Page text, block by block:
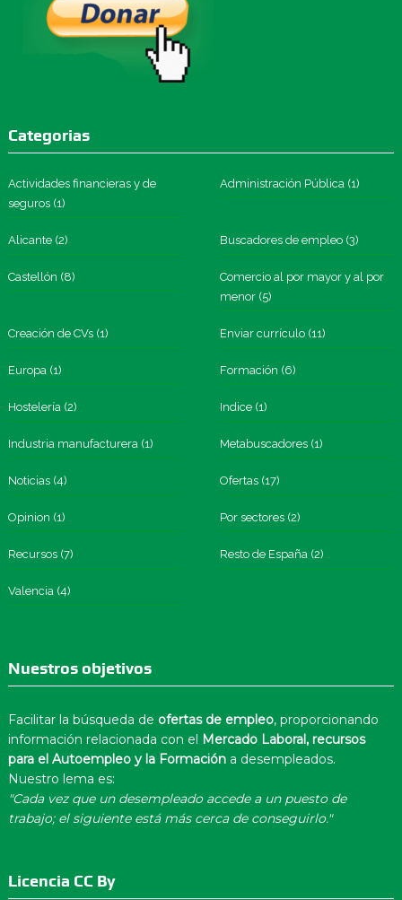
Categorias
Actividades financieras y de
seguros(1)
Administración Pública (1)
Alicante(2) Buscadores de empleo (3)
Castellón (8)
Comercio al por mayor y al por
menor (5)
Creación de CVs(1) Enviar currículo (11)
Europa(1) Formación (6)
Hostelería(2) Indice (1)
Industria manufacturera(1) Metabuscadores (1)
Noticias(4) Ofertas (17)
Opinion (1) Por sectores (2)
Recursos(7) Resto de España (2)
Valencia(4)
Nuestros objetivos
Facilitar la búsqueda de ofertas de empleo, proporcionando
información relacionada con el
Mercado Laboral, recursos
para el Autoempleo y la Formacióna desempleados.
Nuestro lema es:
"Cada vez que un desempleado accede a un puesto de
trabajo; el siguiente está más cerca de conseguirlo."
Licencia CC By